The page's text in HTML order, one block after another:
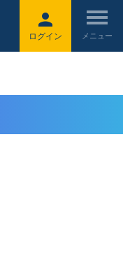
ログイン